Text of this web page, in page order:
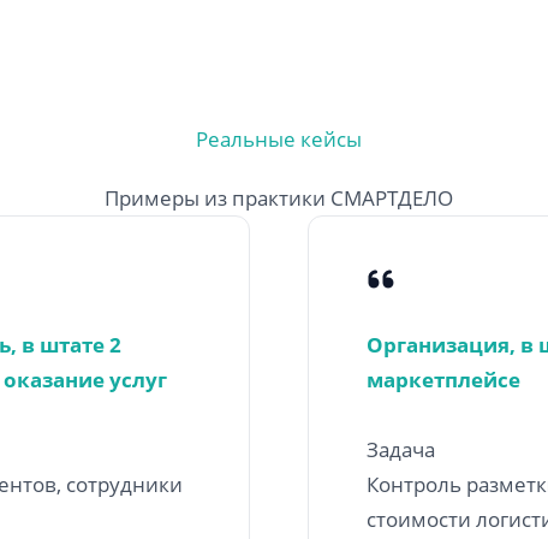
Реальные кейсы
Примеры из практики СМАРТДЕЛО
в штате 2
услуг
сотрудники
Организация, в
маркетплейсе
Задача
Контроль
стоимости